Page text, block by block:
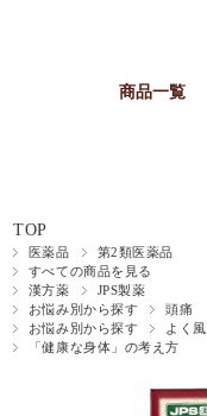
商品一覧
TOP
医薬品
第2類医薬品
すべての商品を見る
漢方薬
JPS製薬
お悩み別から探す
頭痛
お悩み別から探す
よく
「健康な身体」の考え方